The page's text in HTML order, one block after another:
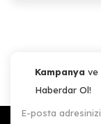
Kampanya ve
Haberdar Ol!